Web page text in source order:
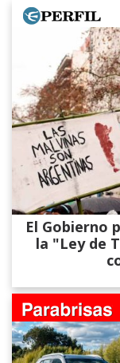
El Gobierno
la "Ley de